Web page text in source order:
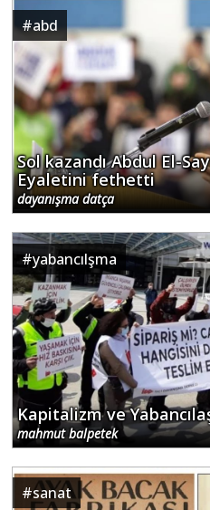
#abd
Sol kazandı Abdul El-
Eyaletini fethetti
dayanışma datça
#yabancılşma
Kapitalizm ve
mahmut balpetek
#sanat